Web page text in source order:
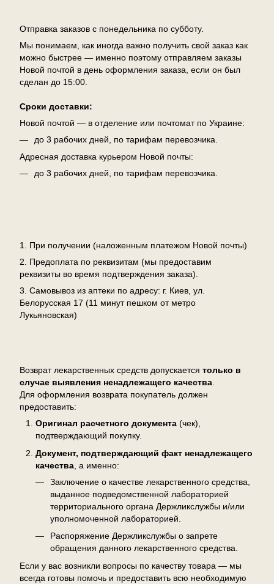
Отправка заказов с понедельника по субботу.
Мы понимаем, как иногда важно получить свой заказ как
можно быстрее — именно поэтому отправляем заказы
Новой почтой в день оформления заказа, если он был
сделан до 15:00.
Сроки доставки:
Новой почтой — в отделение или почтомат по Украине:
до 3 рабочих дней, по тарифам перевозчика.
Адресная доставка курьером Новой почты:
до 3 рабочих дней, по тарифам перевозчика.
1. При получении (наложенным платежом Новой почты)
2. Предоплата по реквизитам (мы предоставим
реквизиты во время подтверждения заказа).
3. Самовывоз из аптеки по адресу: г. Киев, ул.
Белорусская 17 (11 минут пешком от метро
Лукьяновская)
Возврат лекарственных средств допускается только в
случае выявления ненадлежащего качества.
Для оформления возврата покупатель должен
предоставить:
Оригинал расчетного документа (чек),
подтверждающий покупку.
Документ, подтверждающий факт ненадлежащего
качества , а именно:
Заключение о качестве лекарственного средства,
выданное подведомственной лабораторией
территориального органа Держликслужбы и/или
уполномоченной лабораторией.
Распоряжение Держликслужбы о запрете
обращения данного лекарственного средства.
Если у вас возникли вопросы по качеству товара — мы
всегда готовы помочь и предоставить всю необходимую